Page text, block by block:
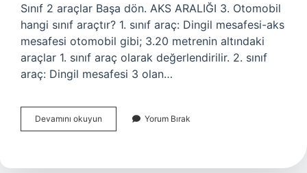
Sınıf 2 araçlar Başa dön. AKS ARALIĞI 3. Otomobil
hangi sınıf araçtır? 1. sınıf araç: Dingil mesafesi-aks
mesafesi otomobil gibi; 3.20 metrenin altındaki
araçlar 1. sınıf araç olarak değerlendirilir. 2. sınıf
araç: Dingil mesafesi 3 olan…
Devamını okuyun
Araç
Giriyor
Yorum Bırak